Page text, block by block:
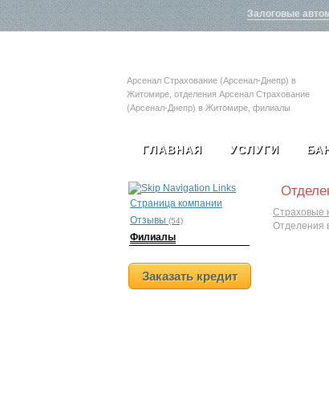
Залоговые
Арсенал Страхование (Арсенал-Днепр) в
Житомире, отделения Арсенал Страхование
(Арсенал-Днепр) в Житомире, филиалы
(Арсенал-Днепр) в Житомире, телефон
Страхование (Арсенал-Днепр) в Житомире
ГЛАВНАЯ УСЛУГИ
Страница компании
Отзывы (54)
Филиалы
Заказать кредит
Страховые
Отделения